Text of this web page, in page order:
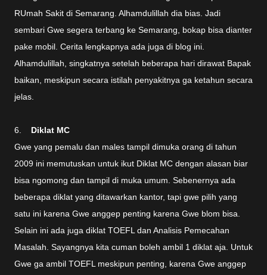
RUmah Sakit di Semarang. Alhamdulillah dia bias. Jadi
sembari Gwe segera terbang ke Semarang, bokap bisa dianter
pake mobil. Cerita lengkapnya ada juga di blog ini.
Alhamdulillah, singkatnya setelah beberapa hari dirawat Bapak
baikan, meskipun secara istilah penyakitnya ga ketahun secara
jelas.
6. Diklat MC
Gwe yang pemalu dan males tampil dimuka orang di tahun
2009 ini memutuskan untuk ikut Diklat MC dengan alasan biar
bisa ngomong dan tampil di muka umum. Sebenernya ada
beberapa diklat yang ditawarkan kantor, tapi gwe pilih yang
satu ini karena Gwe anggep penting karena Gwe blom bisa.
Selain ini ada juga diklat TOEFL dan Analisis Pemecahan
Masalah. Sayangnya kita cuman boleh ambil 1 diklat aja. Untuk
Gwe ga ambil TOEFL meskipun penting, karena Gwe anggep